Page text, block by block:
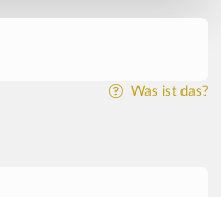
Was ist das?